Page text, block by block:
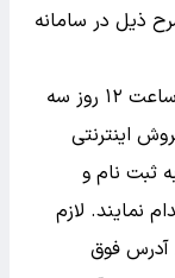
ذیل در سامانه
متقاضیان محترم طرح عادی می توانند از ساعت ۱۲ روز سه
سایت فروش اینترنتی
ثبت نام و
نمایند. لازم
آدرس فوق